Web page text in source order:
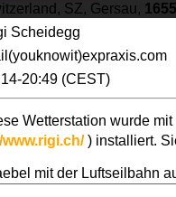
SZ, Gersau,
Scheidegg
20:49 (CEST)
Wetterstation wurde
www.rigi.ch/) installiert.
mit der Luftseilbahn
Platz zum